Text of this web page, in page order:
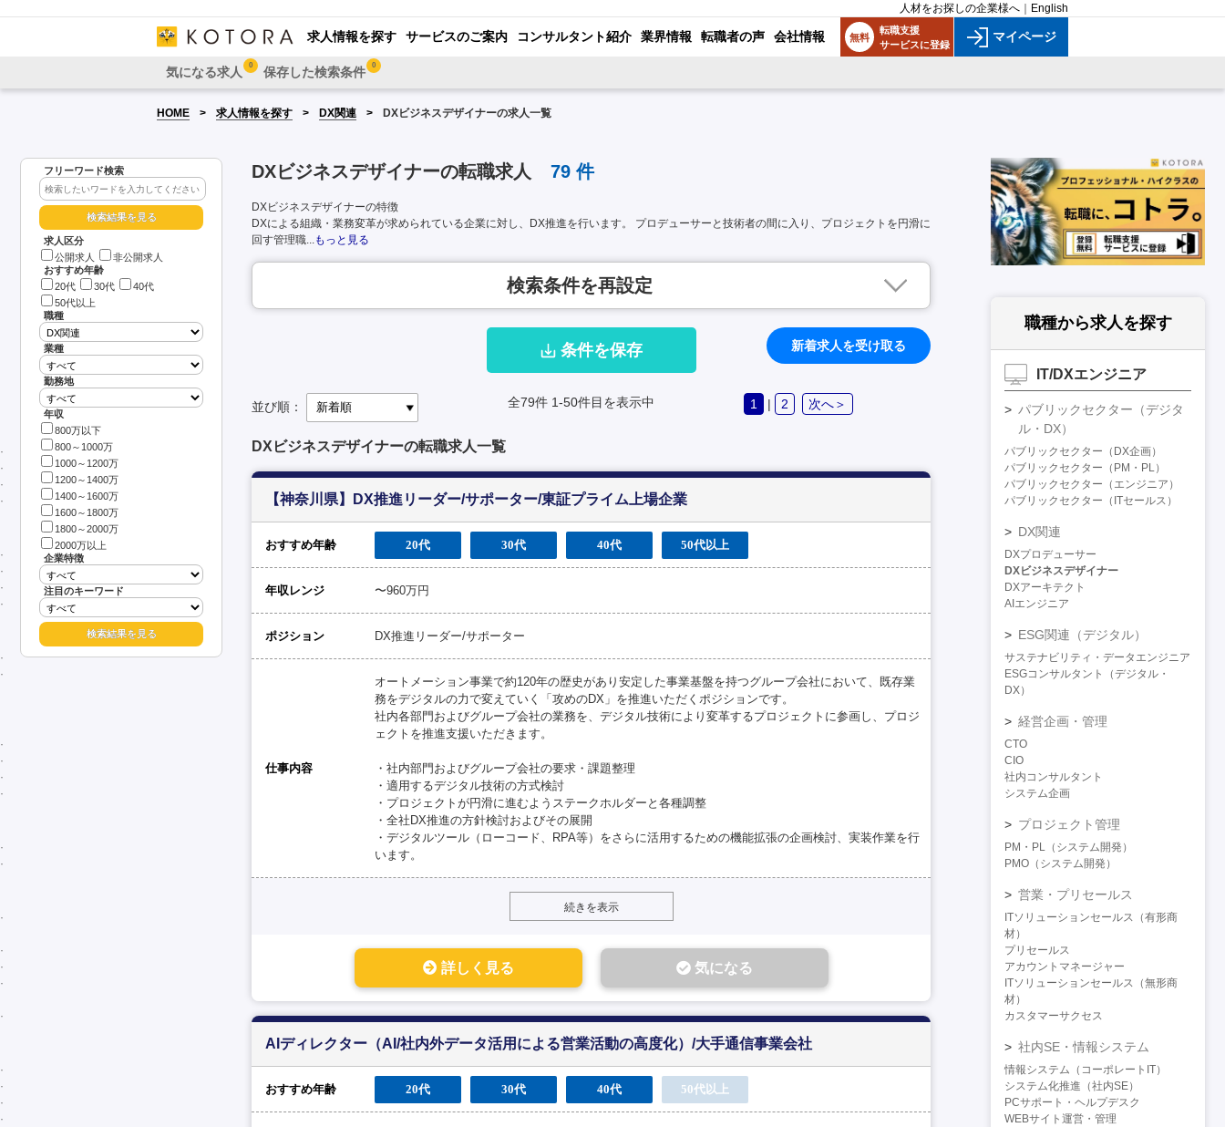
人材をお探しの企業様へ English
求人情報を探す サービスのご案内 コンサルタント紹介 業界情報 転職者の声 会社情報 無料
転職支援
サービスに登録
マイページ
気になる求人 0 保存した検索条件 0
HOME 求人情報を探す DX関連 DXビジネスデザイナーの求人一覧
フリーワード検索
求人区分
公開求人
非公開求人
おすすめ年齢
20代
30代
40代
50代以上
職種
業種
勤務地
年収
800万以下
800～1000万
1000～1200万
1200～1400万
1400～1600万
1600～1800万
1800～2000万
2000万以上
企業特徴
注目のキーワード
DXビジネスデザイナーの転職求人 79件
DXビジネスデザイナーの特徴
DXによる組織・業務変革が求められている企業に対し、DX推進を行います。 プロデューサーと技術者の間に入り、プロジェクトを円滑に
回す管理職...もっと見る
検索条件を再設定
条件を保存 新着求人を受け取る
並び順： 全79件 1-50件目を表示中 1 | 2 次へ＞
DXビジネスデザイナーの転職求人一覧
【神奈川県】DX推進リーダー/サポーター/東証プライム上場企業
おすすめ年齢 20代 30代 40代 50代以上
年収レンジ 〜960万円
ポジション DX推進リーダー/サポーター
仕事内容
オートメーション事業で約120年の歴史があり安定した事業基盤を持つグループ会社において、既存業
務をデジタルの力で変えていく「攻めのDX」を推進いただくポジションです。
社内各部門およびグループ会社の業務を、デジタル技術により変革するプロジェクトに参画し、プロジ
ェクトを推進支援いただきます。
・社内部門およびグループ会社の要求・課題整理
・適用するデジタル技術の方式検討
・プロジェクトが円滑に進むようステークホルダーと各種調整
・全社DX推進の方針検討およびその展開
・デジタルツール（ローコード、RPA等）をさらに活用するための機能拡張の企画検討、実装作業を行
います。
続きを表示
詳しく見る 気になる
AIディレクター（AI/社内外データ活用による営業活動の高度化）/大手通信事業会社
おすすめ年齢 20代 30代 40代 50代以上
職種から求人を探す
IT/DXエンジニア
パブリックセクター（デジタ
ル・DX）
パブリックセクター（DX企画）
パブリックセクター（PM・PL）
パブリックセクター（エンジニア）
パブリックセクター（ITセールス）
DX関連
DXプロデューサー
DXビジネスデザイナー
DXアーキテクト
AIエンジニア
ESG関連（デジタル）
サステナビリティ・データエンジニア
ESGコンサルタント（デジタル・
DX）
経営企画・管理
CTO
CIO
社内コンサルタント
システム企画
プロジェクト管理
PM・PL（システム開発）
PMO（システム開発）
営業・プリセールス
ITソリューションセールス（有形商
材）
プリセールス
アカウントマネージャー
ITソリューションセールス（無形商
材）
カスタマーサクセス
社内SE・情報システム
情報システム（コーポレートIT）
システム化推進（社内SE）
PCサポート・ヘルプデスク
WEBサイト運営・管理